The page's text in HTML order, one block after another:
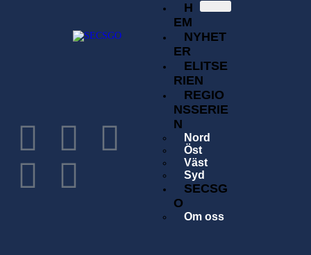
H
EM
NYHET
ER
ELITSE
RIEN
REGIO
NSSERIE
N
Nord
Öst
Väst
Syd
SECSG
O
Om oss